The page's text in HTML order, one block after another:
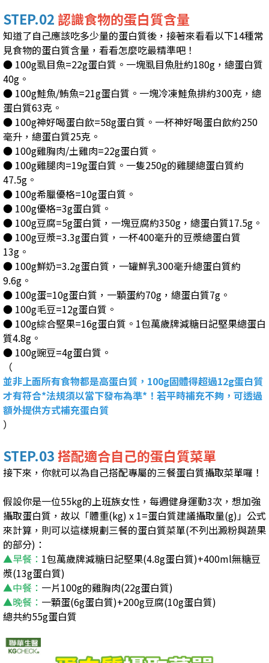
STEP.02 認識食物的蛋白質含量
知道了自己應該吃多少量的蛋白質後，接著來看看以下14種常
見食物的蛋白質含量，看看怎麼吃最精準吧！
● 100g虱目魚=22g蛋白質。一塊虱目魚肚約180g，總蛋白質
40g。
● 100g鮭魚/鮪魚=21g蛋白質。一塊冷凍鮭魚排約300克，總
蛋白質63克。
● 100g神好喝蛋白飲=58g蛋白質。一杯神好喝蛋白飲約250
毫升，總蛋白質25克。
● 100g雞胸肉/土雞肉=22g蛋白質。
● 100g雞腿肉=19g蛋白質。一隻250g的雞腿總蛋白質約
47.5g。
● 100g希臘優格=10g蛋白質。
● 100g優格=3g蛋白質。
● 100g豆腐=5g蛋白質，一塊豆腐約350g，總蛋白質17.5g。
● 100g豆漿=3.3g蛋白質，一杯400毫升的豆漿總蛋白質
13g。
● 100g鮮奶=3.2g蛋白質，一罐鮮乳300毫升總蛋白質約
9.6g。
● 100g蛋=10g蛋白質，一顆蛋約70g，總蛋白質7g。
● 100g毛豆=12g蛋白質。
● 100g綜合堅果=16g蛋白質。1包萬歲牌減糖日記堅果總蛋白
質4.8g。
● 100g豌豆=4g蛋白質。
（
並非上面所有食物都是高蛋白質，100g固體得超過12g蛋白質
才有符合*法規須以當下發布為準*！若平時補充不夠，可透過
額外提供方式補充蛋白質
）
STEP.03搭配適合自己的蛋白質菜單
接下來，你就可以為自己搭配專屬的三餐蛋白質攝取菜單囉！
假設你是一位55kg的上班族女性，每週健身運動3次，想加強
攝取蛋白質，故以「體重(kg) x 1=蛋白質建議攝取量(g)」公式
來計算，則可以這樣規劃三餐的蛋白質菜單(不列出澱粉與蔬果
的部分)：
▲早餐： 1包萬歲牌減糖日記堅果(4.8g蛋白質)+400ml無糖豆
漿(13g蛋白質)
▲中餐： 一片100g的雞胸肉(22g蛋白質)
▲晚餐： 一顆蛋(6g蛋白質)+200g豆腐(10g蛋白質)
總共約55g蛋白質